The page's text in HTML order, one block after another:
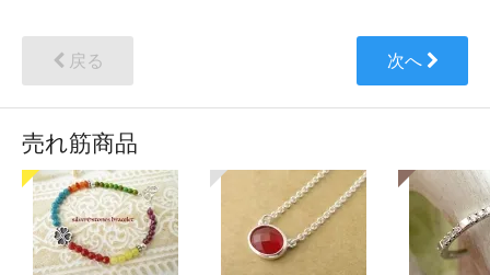
戻る 次へ
売れ筋商品